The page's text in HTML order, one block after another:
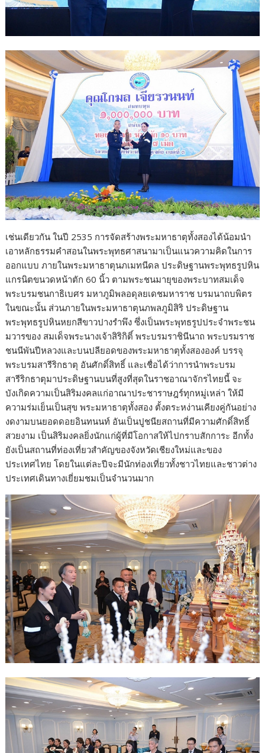
เช่นเดียวกัน ในปี 2535 การจัดสร้างพระมหาธาตุทั้งสองได้น้อมนำ
เอาหลักธรรมคำสอนในพระพุทธศาสนามาเป็นแนวความคิดในการ
ออกแบบ ภายในพระมหาธาตุนภเมทนีดล ประดิษฐานพระพุทธรูปหิน
แกรนิตขนวดหน้าตัก 60 นิ้ว ตามพระชนมายุของพระบาทสมเด็จ
พระบรมชนกาธิเบศร มหาภูมิพลอดุลยเดชมหาราช บรมนาถบพิตร
ในขณะนั้น ส่วนภายในพระมหาธาตุนภพลภูมิสิริ ประดิษฐาน
พระพุทธรูปหินหยกสีขาวปางรำพึง ซึ่งเป็นพระพุทธรูปประจำพระชน
มวารของ สมเด็จพระนางเจ้าสิริกิติ์ พระบรมราชินีนาถ พระบรมราช
ชนนีพันปีหลวงและบนปลียอดของพระมหาธาตุทั้งสององค์ บรรจุ
พระบรมสารีริกธาตุ อันศักดิ์สิทธิ์ และเชื่อได้ว่าการนำพระบรม
สารีริกธาตุมาประดิษฐานบนที่สูงที่สุดในราชอาณาจักรไทยนี้ จะ
บังเกิดความเป็นสิริมงคลแก่อาณาประชาราษฎร์ทุกหมู่เหล่า ให้มี
ความร่มเย็นเป็นสุข พระมหาธาตุทั้งสอง ตั้งตระหง่านเคียงคู่กันอย่าง
งดงามบนยอดดอยอินทนนท์ อันเป็นปูชนียสถานที่มีความศักดิ์สิทธิ์
สวยงาม เป็นสิริมงคลยิ่งนักแก่ผู้ที่มีโอกาสให้ไปกราบสักการะ อีกทั้ง
ยังเป็นสถานที่ท่องเที่ยวสำคัญของจังหวัดเชียงใหม่และของ
ประเทศไทย โดยในแต่ละปีจะมีนักท่องเที่ยวทั้งชาวไทยและชาวต่าง
ประเทศเดินทางเยี่ยมชมเป็นจำนวนมาก